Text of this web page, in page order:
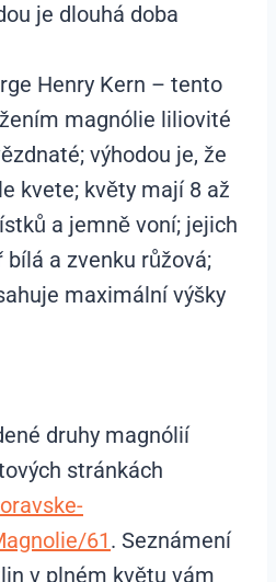
je dlouhá doba
Henry Kern – tento
magnólie liliovité
výhodou je, že
kvete; květy mají 8 až
a jemně voní; jejich
a zvenku růžová;
maximální výšky
druhy magnólií
stránkách
61. Seznámení
v plném květu vám